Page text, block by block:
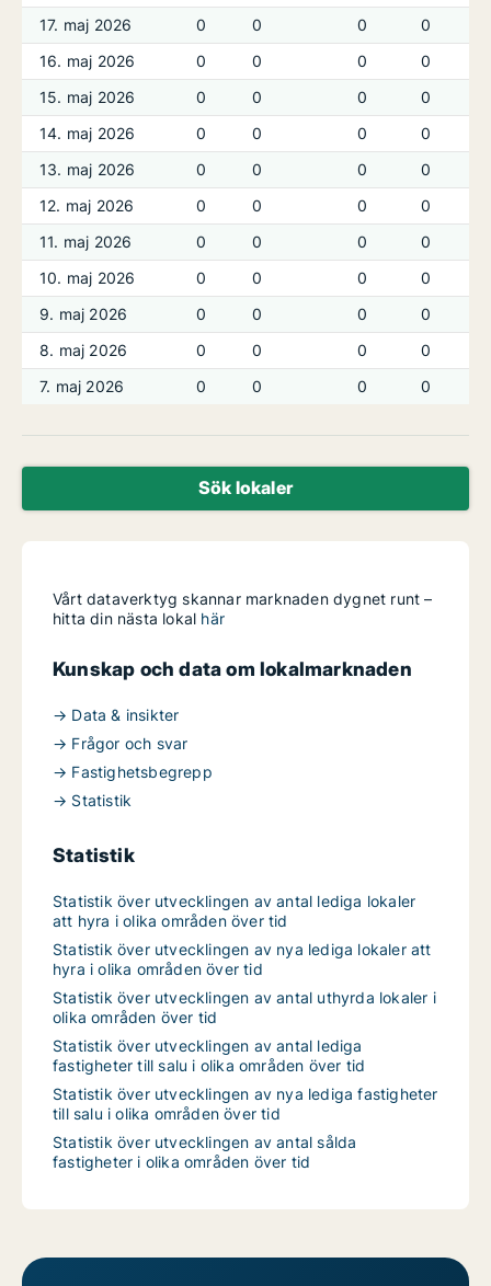
17. maj 2026
0 0 0 0
16. maj 2026
0 0 0 0
15. maj 2026
0 0 0 0
14. maj 2026
0 0 0 0
13. maj 2026
0 0 0 0
12. maj 2026
0 0 0 0
11. maj 2026
0 0 0 0
10. maj 2026
0 0 0 0
9. maj 2026
0 0 0 0
8. maj 2026
0 0 0 0
7. maj 2026
0 0 0 0
Sök lokaler
Vårt dataverktyg skannar marknaden dygnet runt –
hitta din nästa lokal här
Kunskap och data om lokalmarknaden
→ Data & insikter
→ Frågor och svar
→ Fastighetsbegrepp
→ Statistik
Statistik
Statistik över utvecklingen av antal lediga lokaler
att hyra i olika områden över tid
Statistik över utvecklingen av nya lediga lokaler att
hyra i olika områden över tid
Statistik över utvecklingen av antal uthyrda lokaler i
olika områden över tid
Statistik över utvecklingen av antal lediga
fastigheter till salu i olika områden över tid
Statistik över utvecklingen av nya lediga fastigheter
till salu i olika områden över tid
Statistik över utvecklingen av antal sålda
fastigheter i olika områden över tid